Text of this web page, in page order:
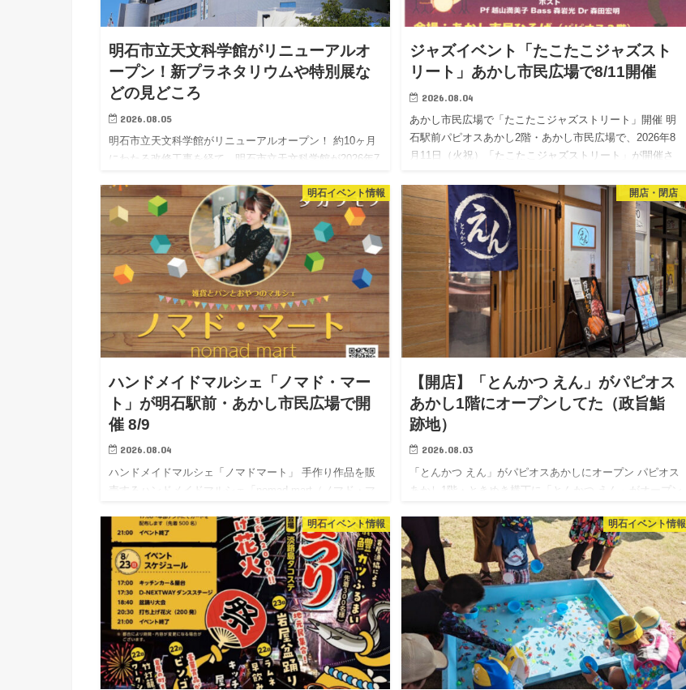
明石市立天文科学館がリニューアルオ
ープン！新プラネタリウムや特別展な
どの見どころ
2026.08.05
明石市立天文科学館がリニューアルオープン！ 約10ヶ月
にわたる改修工事を経て、明石市立天文科学館が2026年7
リニューアルでは、現役最古のプラネタリウム投影機を
生かし…
ジャズイベント「たこたこジャズスト
リート」あかし市民広場で8/11開催
2026.08.04
あかし市民広場で「たこたこジャズストリート」開催 明
石駅前パピオスあかし2階・あかし市民広場で、2026年8
月11日（火祝）「たこたこジャズストリート」が開催さ
（日）に…
明石イベント情報
ハンドメイドマルシェ「ノマド・マー
ト」が明石駅前・あかし市民広場で開
催 8/9
2026.08.04
ハンドメイドマルシェ「ノマドマート」 手作り作品を販
売するハンドメイドマルシェ「nomad mart（ノマド・マ
かし市民広場で開催されます。 ノマド・マートは、プ…
開店・閉店
【開店】「とんかつ えん」がパピオス
あかし1階にオープンしてた（政旨鮨
跡地）
2026.08.03
「とんかつ えん」がパピオスあかしにオープン パピオス
あかし1階・ときめき横丁に「とんかつ えん」がオープン
り、グランドオープンは8月8日（土）の予定です。 店
頭…
明石イベント情報 明石イベント情報